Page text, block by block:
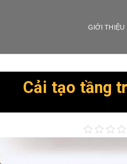
GIỚI THIỆU
Cải tạo tầng